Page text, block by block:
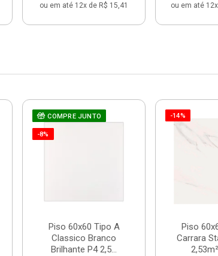
ou em até 12x de R$ 15,41 ou em até
COMPRE JUNTO
-8%
Piso 60x60 Tipo A
Classico Branco
Brilhante P4 2,5...
-14%
Piso
Carrara